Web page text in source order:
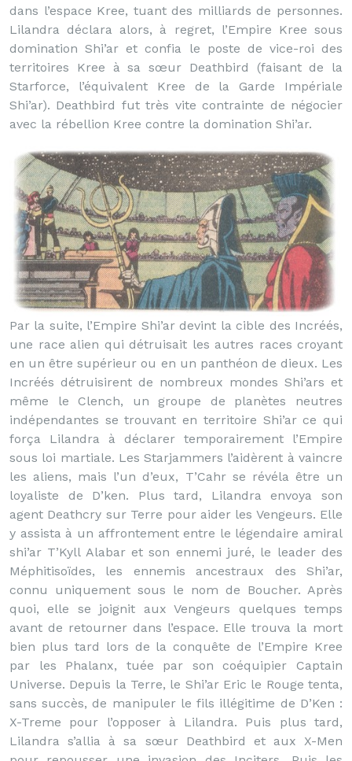
dans l’espace Kree, tuant des milliards de personnes.
Lilandra déclara alors, à regret, l’Empire Kree sous
domination Shi’ar et confia le poste de vice-roi des
territoires Kree à sa sœur Deathbird (faisant de la
Starforce, l’équivalent Kree de la Garde Impériale
Shi’ar). Deathbird fut très vite contrainte de négocier
avec la rébellion Kree contre la domination Shi’ar.
Par la suite, l’Empire Shi’ar devint la cible des Incréés,
une race alien qui détruisait les autres races croyant
en un être supérieur ou en un panthéon de dieux. Les
Incréés détruisirent de nombreux mondes Shi’ars et
même le Clench, un groupe de planètes neutres
indépendantes se trouvant en territoire Shi’ar ce qui
força Lilandra à déclarer temporairement l’Empire
sous loi martiale. Les Starjammers l’aidèrent à vaincre
les aliens, mais l’un d’eux, T’Cahr se révéla être un
loyaliste de D’ken. Plus tard, Lilandra envoya son
agent Deathcry sur Terre pour aider les Vengeurs. Elle
y assista à un affrontement entre le légendaire amiral
shi’ar T’Kyll Alabar et son ennemi juré, le leader des
Méphitisoïdes, les ennemis ancestraux des Shi’ar,
connu uniquement sous le nom de Boucher. Après
quoi, elle se joignit aux Vengeurs quelques temps
avant de retourner dans l’espace. Elle trouva la mort
bien plus tard lors de la conquête de l’Empire Kree
par les Phalanx, tuée par son coéquipier Captain
Universe. Depuis la Terre, le Shi’ar Eric le Rouge tenta,
sans succès, de manipuler le fils illégitime de D’Ken :
X-Treme pour l’opposer à Lilandra. Puis plus tard,
Lilandra s’allia à sa sœur Deathbird et aux X-Men